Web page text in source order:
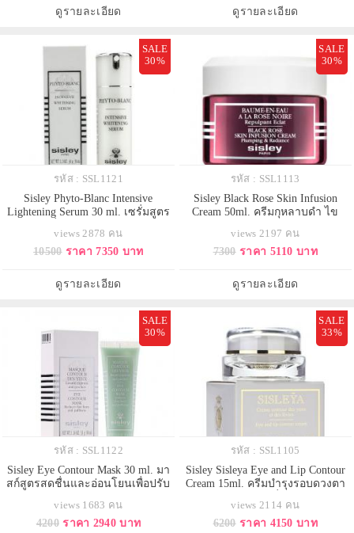
หมดจดยิ่งขึ้น พร้อมคงสมดุลชุ่มชื่น
ให้ความรู้สึกผ
ดูรายละเอียด
ใสอย่างเป็นธรรมชาติ
ดูรายละเอียด
SALE
30%
รหัส : SSL1121
Sisley Phyto-Blanc Intensive
Lightening Serum 30 ml. เซรั่มสูตร
ด้วยสูตรผสมอุดมคุณค่าบำรุงจากพืช
ธรรมชาติที่ปฏิบัติการร่วมกับวิตามิน
ผิวคล้ำหมองให้ผิวดูเนียนสวยเสมอ
กันทั่วทั้งใบหน้า พร้อมบำร
views 2878 คน
10500 ราคา 7350 บาท
ดูรายละเอียด
SALE
30%
รหัส : SSL1113
Sisley Black Rose Skin Infusion
Cream 50ml. ครีมกุหลาบดำ ไข
หายาก เพื่อปรนนิบัติผิวให้ฟื้นคืนสู่
ความฉ่ำชื่น ดูเอิบอิ่ม และเนียนใส
การบำรุง อันเป็นแบบฉบับกลุ่มผลิต
ภัณฑ์แบล็ค
views 2197 คน
7300 ราคา 5110 บาท
ดูรายละเอียด
SALE
30%
รหัส : SSL1122
Sisley Eye Contour Mask 30 ml. มา
สก์สูตรสดชื่นและอ่อนโยนเพื่อปรับ
สดใสได้ในพริบตา ริ้วรอยเล็กๆ รอบ
ดวงตาดูลดเลือนลง ผิวรอบดวงตา
views 1683 คน
4200 ราคา 2940 บาท
SALE
33%
รหัส : SSL1105
Sisley Sisleya Eye and Lip Contour
Cream 15ml. ครีมบำรุงรอบดวงตา
ผิวบริเวณรอบดวงตาและริมฝีปากที่
บอบบาง ให้เนียนเรียบขึ้นได้ทันที
views 2114 คน
6200 ราคา 4150 บาท